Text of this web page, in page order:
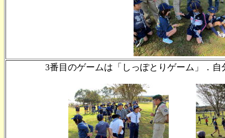
3番目のゲームは「しっぽとりゲーム」．